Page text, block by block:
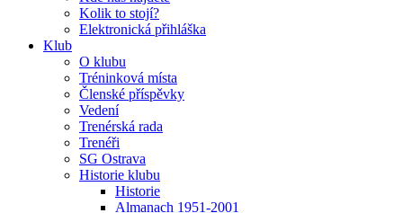
Kolik to stojí?
Elektronická přihláška
Klub
O klubu
Tréninková místa
Členské příspěvky
Vedení
Trenérská rada
Trenéři
SG Ostrava
Historie klubu
Historie
Almanach 1951-2001